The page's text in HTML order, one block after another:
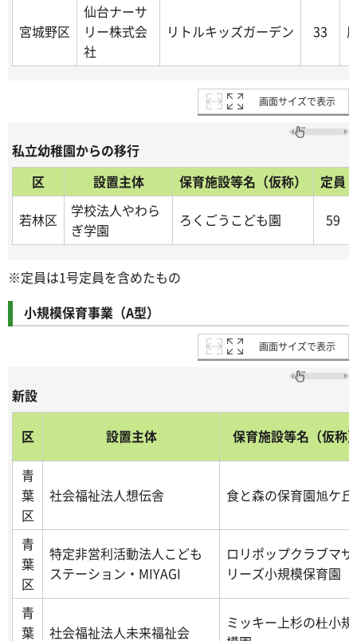
宮城野区
仙台ナーサ
リー株式会
社
リトルキッズガーデン 33
画面サイズで表示
私立幼稚園からの移行
区
設置主体 保育施設等名（仮称）
定員
若林区
学校法人やわら
ぎ学園
ろくごうこども園 59
※定員は1号定員を含めたもの
小規模保育事業（A型）
画面サイズで表示
新設
区 設置主体 保育施設等名（仮称
青
葉
区
社会福祉法人想伝舎 食と森の保育園旭ケ丘
青
葉
区
特定非営利活動法人こども
ステーション・MIYAGI
ロリポップクラブマザ
リーズ小規模保育園
青
葉
社会福祉法人未来福祉会
ミッキー上杉の杜小規